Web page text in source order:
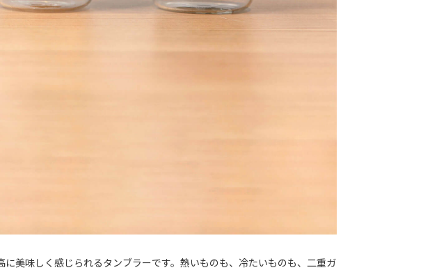
美味しく感じられるタンブラーです。熱いものも、冷たいものも、二重ガ